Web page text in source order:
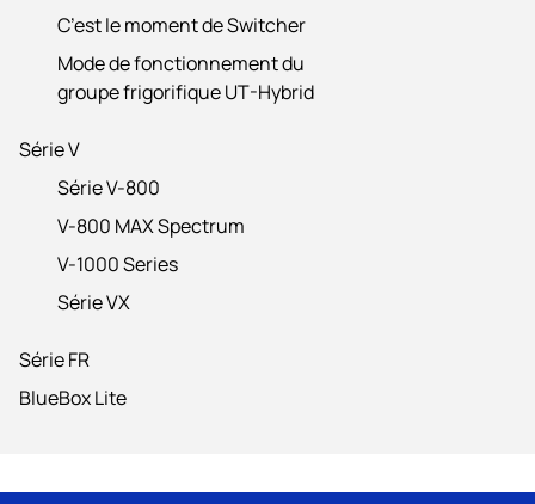
C’est le moment de Switcher
Mode de fonctionnement du
groupe frigorifique UT-Hybrid
Série V
Série V-800
V-800 MAX Spectrum
V-1000 Series
Série VX
Série FR
BlueBox Lite